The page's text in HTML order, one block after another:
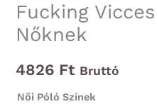
Fucking
Nőknek
4826 Ft Bruttó
Női Póló Színek